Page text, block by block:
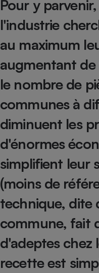
Pour y
l'industrie
au maximum
augmentant
le nombre de
communes à
diminuent les
d'énormes
simplifient leur
(moins de
technique, dite
commune, fait
d'adeptes chez
recette est